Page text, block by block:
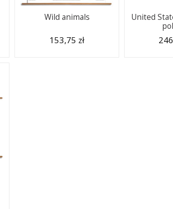
Wild animals
153,75 zł
United